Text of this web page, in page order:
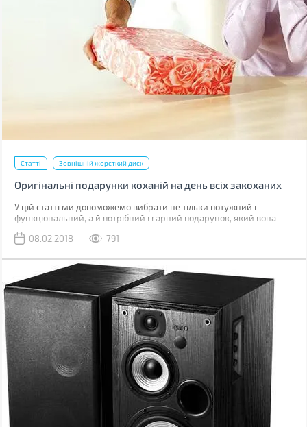
Статті Зовнішній жорсткий диск
Оригінальні подарунки коханій на день всіх закоханих
У цій статті ми допоможемо вибрати не тільки потужний і
функціональний, а й потрібний і гарний подарунок, який вона
08.02.2018
791